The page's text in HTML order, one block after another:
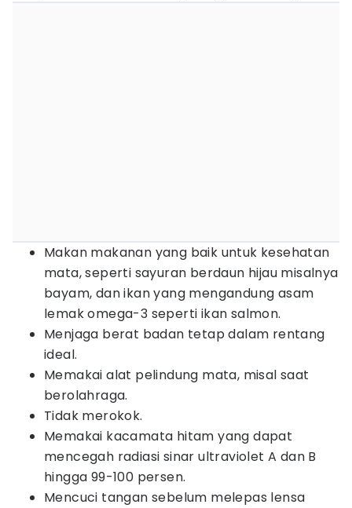
Makan makanan yang baik untuk kesehatan
mata, seperti sayuran berdaun hijau misalnya
bayam, dan ikan yang mengandung asam
lemak omega-3 seperti ikan salmon.
Menjaga berat badan tetap dalam rentang
ideal.
Memakai alat pelindung mata, misal saat
berolahraga.
Tidak merokok.
Memakai kacamata hitam yang dapat
mencegah radiasi sinar ultraviolet A dan B
hingga 99-100 persen.
Mencuci tangan sebelum melepas lensa